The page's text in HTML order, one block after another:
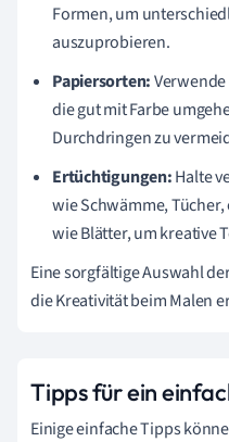
Formen, um
auszuprobieren.
Papiersorten:
die gut mit Farbe
Durchdringen zu
Ertüchtigungen:Halte
wie Schwämme,
wie Blätter, um kreative
Eine sorgfältige Auswahl
die Kreativität beim Malen
Tipps für ein
Einige einfache Tipps